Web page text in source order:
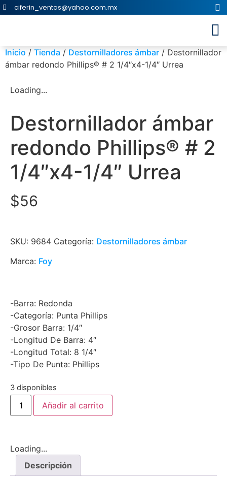
ciferin_ventas@yahoo.com.mx
Inicio / Tienda / Destornilladores ámbar / Destornillador
ámbar redondo Phillips® # 2 1/4″x4-1/4″ Urrea
Loading...
Destornillador ámbar
redondo Phillips® # 2
1/4″x4-1/4″ Urrea
$56
SKU: 9684 Categoría: Destornilladores ámbar
Marca: Foy
-Barra: Redonda
-Categoría: Punta Phillips
-Grosor Barra: 1/4″
-Longitud De Barra: 4″
-Longitud Total: 8 1/4″
-Tipo De Punta: Phillips
3 disponibles
Añadir al carrito
Loading...
Descripción